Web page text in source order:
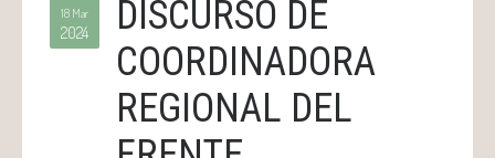
18 Mar
2024
DISCURSO DE
COORDINADORA
REGIONAL DEL